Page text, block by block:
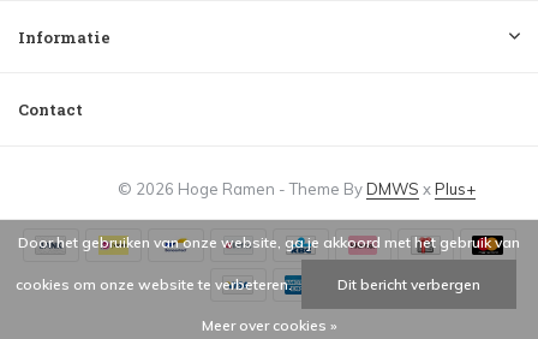
Informatie
Contact
© 2026 Hoge Ramen - Theme ByDMWS xPlus+
Door het gebruiken van onze website, ga je akkoord met het gebruik van
cookies om onze website te verbeteren. Dit bericht verbergen
Meer over cookies »